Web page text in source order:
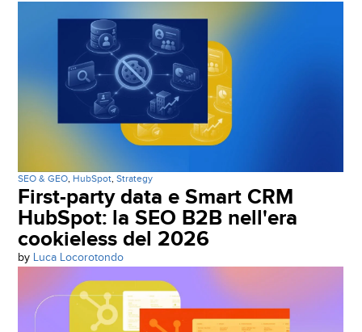
SEO & GEO, HubSpot,Strategy
First-party data e Smart CRM
HubSpot: la SEO B2B nell'era
cookieless del 2026
by Luca Locorotondo